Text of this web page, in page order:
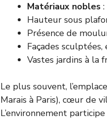
Matériaux nobles
Hauteur sous
Présence de
Façades
Vastes jardins à la
Le plus souvent,
Marais à Paris), cœur de
L’environnement